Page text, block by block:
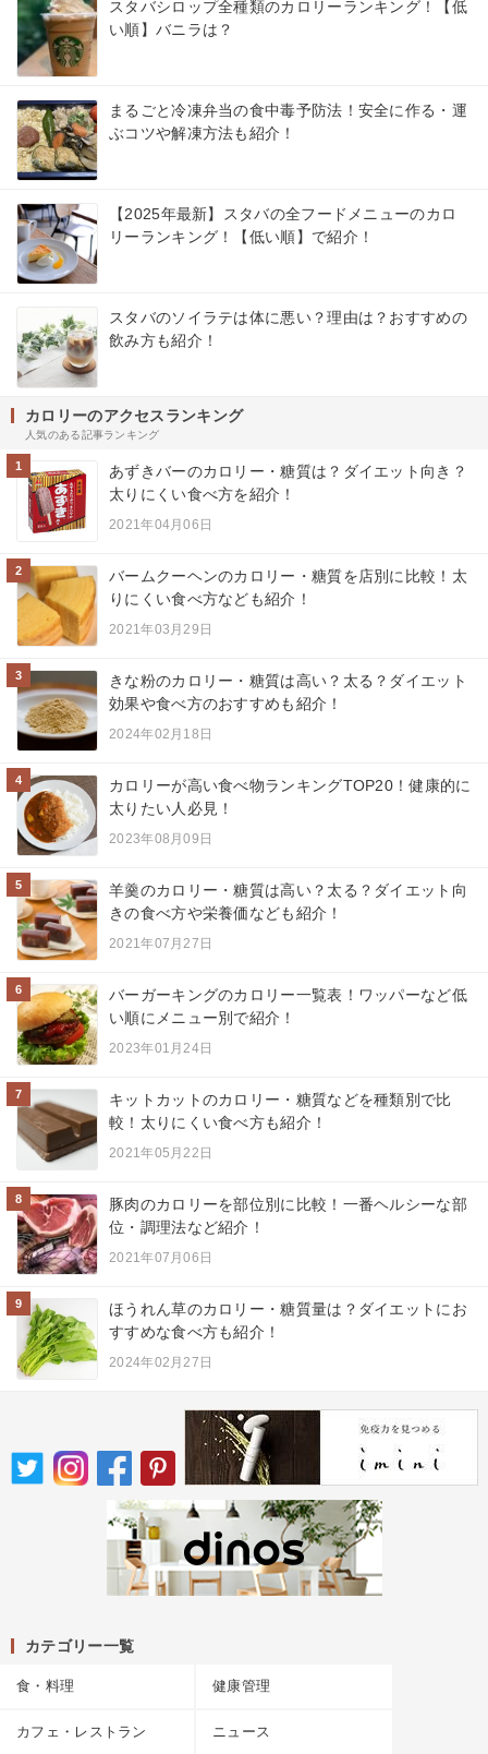
スタバシロップ全種類のカロリーランキング！【低
い順】バニラは？
まるごと冷凍弁当の食中毒予防法！安全に作る・運
ぶコツや解凍方法も紹介！
【2025年最新】スタバの全フードメニューのカロ
リーランキング！【低い順】で紹介！
スタバのソイラテは体に悪い？理由は？おすすめの
飲み方も紹介！
カロリーのアクセスランキング
人気のある記事ランキング
1
あずきバーのカロリー・糖質は？ダイエット向き？
太りにくい食べ方を紹介！
2021年04月06日
2
バームクーヘンのカロリー・糖質を店別に比較！太
りにくい食べ方なども紹介！
2021年03月29日
3
きな粉のカロリー・糖質は高い？太る？ダイエット
効果や食べ方のおすすめも紹介！
2024年02月18日
4
カロリーが高い食べ物ランキングTOP20！健康的に
太りたい人必見！
2023年08月09日
5
羊羹のカロリー・糖質は高い？太る？ダイエット向
きの食べ方や栄養価なども紹介！
2021年07月27日
6
バーガーキングのカロリー一覧表！ワッパーなど低
い順にメニュー別で紹介！
2023年01月24日
7
キットカットのカロリー・糖質などを種類別で比
較！太りにくい食べ方も紹介！
2021年05月22日
8
豚肉のカロリーを部位別に比較！一番ヘルシーな部
位・調理法など紹介！
2021年07月06日
9
ほうれん草のカロリー・糖質量は？ダイエットにお
すすめな食べ方も紹介！
2024年02月27日
カテゴリー一覧
食・料理 健康管理
カフェ・レストラン ニュース